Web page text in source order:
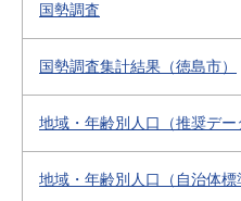
国勢調査
国勢調査集計結果（徳島市）
地域・年齢別人口（推奨デー
地域・年齢別人口（自治体標